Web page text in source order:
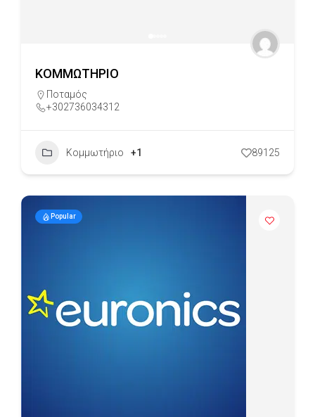
ΚΟΜΜΩΤΗΡΙΟ
Ποταμός
+302736034312
Κομμωτήριο +1 89125
Popular